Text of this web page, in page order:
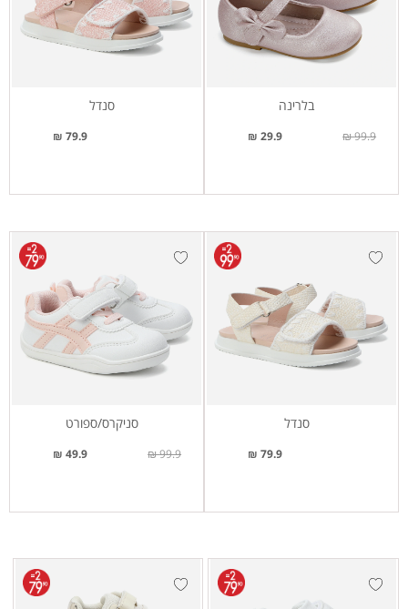
בלרינה
29.9 ₪ 99.9 ₪
סנדל
79.9 ₪
סנדל
79.9 ₪
סניקרס/ספורט
49.9 ₪ 99.9 ₪